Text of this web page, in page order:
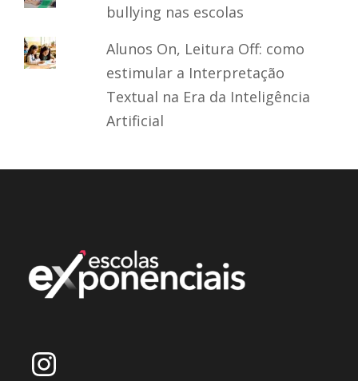
bullying nas escolas
Alunos On, Leitura Off: como
estimular a Interpretação
Textual na Era da Inteligência
Artificial